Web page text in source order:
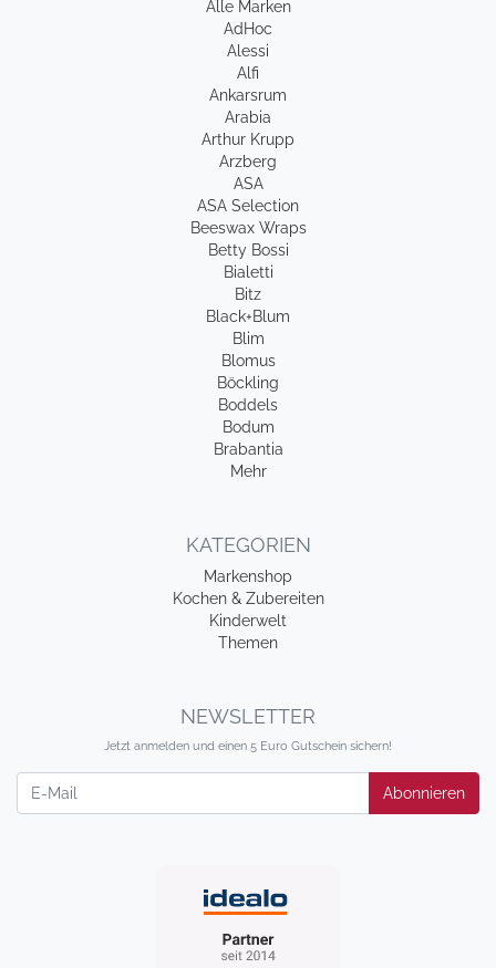
Alle Marken
AdHoc
Alessi
Alfi
Ankarsrum
Arabia
Arthur Krupp
Arzberg
ASA
ASA Selection
Beeswax Wraps
Betty Bossi
Bialetti
Bitz
Black+Blum
Blim
Blomus
Böckling
Boddels
Bodum
Brabantia
Mehr
KATEGORIEN
Markenshop
Kochen & Zubereiten
Kinderwelt
Themen
NEWSLETTER
Jetzt anmelden und einen 5 Euro Gutschein sichern!
Abonnieren